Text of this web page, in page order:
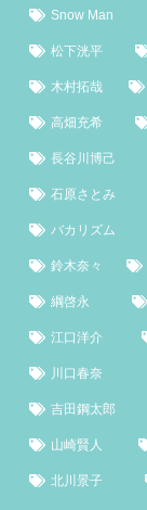
Snow Man
松下洸平
木村拓哉
高畑充希
長谷川博己
石原さとみ
バカリズム
鈴木奈々
綱啓永
江口洋介
川口春奈
吉田鋼太郎
山崎賢人
北川景子